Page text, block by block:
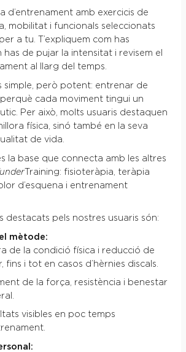
d’entrenament amb exercicis de
mobilitat i funcionals seleccionats
a tu. T’expliquem com has
has de pujar la intensitat i revisem el
al llarg del temps.
simple, però potent: entrenar de
cada moviment tingui un
Per això, molts usuaris destaquen
física, sinó també en la seva
de vida.
la base que connecta amb les altres
Training: fisioteràpia, teràpia
d’esquena i entrenament
destacats pels nostres usuaris són:
mètode:
de la condició física i reducció de
fins i tot en casos d’hèrnies discals.
de la força, resistència i benestar
visibles en poc temps